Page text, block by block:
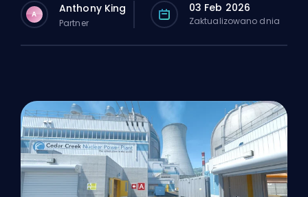
A Anthony King
Partner
03 Feb 2026
Zaktualizowano dnia